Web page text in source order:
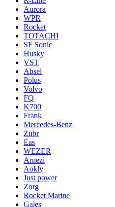
Aurora
WPR
Rocket
TOTACHI
SF Sonic
Husky
VST
Absel
Polus
Volvo
FQ
K700
Frank
Mercedes-Benz
Zubr
Eas
WEZER
Arnezi
Aokly
Just power
Zorg
Rocket Marine
Gales